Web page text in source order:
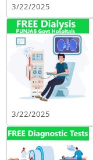
3/22/2025
3/22/2025